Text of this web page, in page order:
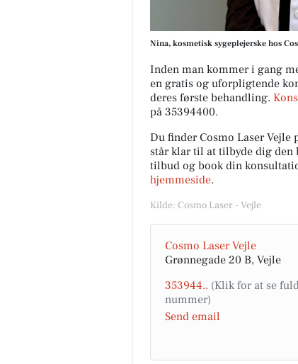
Nina, kosmetisk sygeplejerske hos
Inden man kommer i gang
en gratis og uforpligtende
deres første behandling.
på 35394400.
Du finder Cosmo Laser Vejle
står klar til at tilbyde dig den
tilbud og book din
hjemmeside.
Kilde: Cosmo Laser - Vejle
Cosmo Laser Vejle
Grønnegade 20 B, Vejle
353944..
Send email